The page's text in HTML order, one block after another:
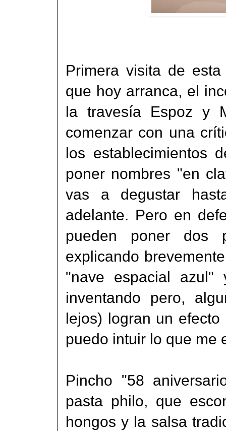
Primera visita de
que hoy arranca, el
la travesía Espoz y
comenzar con una
los establecimientos
poner nombres "en
vas a degustar
adelante. Pero en
pueden poner dos
explicando
"nave espacial
inventando pero,
lejos) logran un
puedo intuir lo que me
Pincho "58
pasta philo, que
hongos y la salsa